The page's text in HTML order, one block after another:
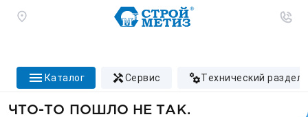
каталог сервис технический раздел
ЧТО-ТО ПОШЛО НЕ ТАК.